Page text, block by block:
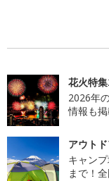
花火特
2026年
情報も
アウト
キャン
まで！